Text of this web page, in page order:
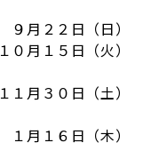
２２日（日）
１５日（火）
３０日（土）
１６日（木）